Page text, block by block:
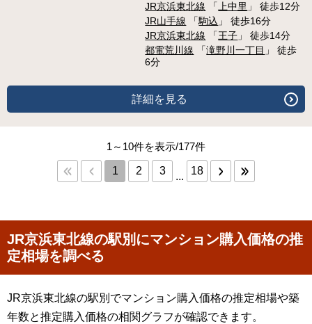
JR京浜東北線 「 上中里 」 徒歩12分
JR山手線 「駒込 」 徒歩16分
JR京浜東北線 「王子 」 徒歩14分
都電荒川線 「滝野川一丁目 」 徒歩
6分
詳細を見る
1～10件を表示/177件
1 2 3 ... 18
JR京浜東北線の駅別にマンション購入価格の推
定相場を調べる
JR京浜東北線の駅別でマンション購入価格の推定相場や築
年数と推定購入価格の相関グラフが確認できます。